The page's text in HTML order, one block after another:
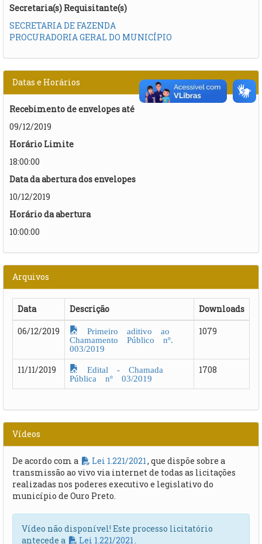
Secretaria(s) Requisitante(s)
SECRETARIA DE FAZENDA
PROCURADORIA GERAL DO MUNICÍPIO
Datas e Horários
Recebimento de envelopes até
09/12/2019
Horário Limite
18:00:00
Data da abertura dos envelopes
10/12/2019
Horário da abertura
10:00:00
Arquivos
Data Descrição
Downloads
06/12/2019
Primeiro aditivo ao
Chamamento Público nº.
003/2019
1079
11/11/2019
Edital - Chamada
Pública nº 03/2019
1708
Vídeos
De acordo com a Lei 1.221/2021 , que dispõe sobre a
transmissão ao vivo via internet de todas as licitações
realizadas nos poderes executivo e legislativo do
município de Ouro Preto.
Vídeo não disponível! Este processo licitatório
antecede a
Lei 1.221/2021